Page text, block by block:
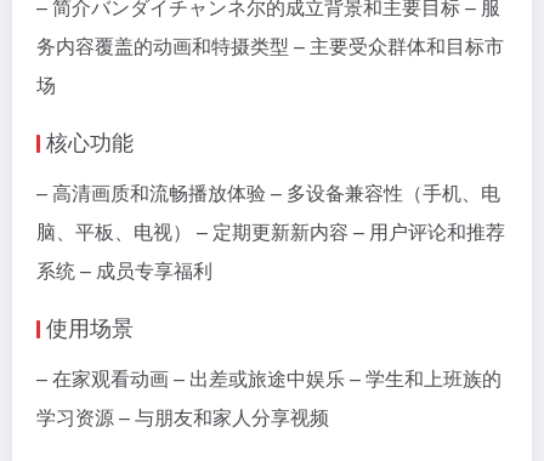
– 简介バンダイチャンネ尔的成立背景和主要目标 – 服
务内容覆盖的动画和特摄类型 – 主要受众群体和目标市
场
核心功能
– 高清画质和流畅播放体验 – 多设备兼容性（手机、电
脑、平板、电视） – 定期更新新内容 – 用户评论和推荐
系统 – 成员专享福利
使用场景
– 在家观看动画 – 出差或旅途中娱乐 – 学生和上班族的
学习资源 – 与朋友和家人分享视频